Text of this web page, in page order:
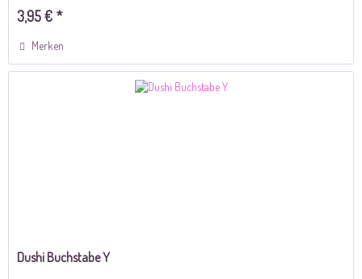
3,95 € *
Merken
Dushi Buchstabe Y